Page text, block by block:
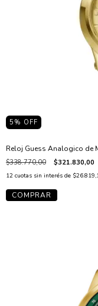
5 % OFF
Reloj Guess Analogico de
$338.770,00 $321.830,00
12 cuotas sin interés de